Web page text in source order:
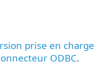
prise en charge
ODBC.